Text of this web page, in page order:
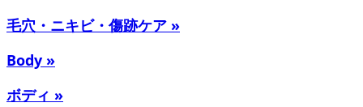
毛穴・ニキビ・傷跡ケア »
Body »
ボディ »